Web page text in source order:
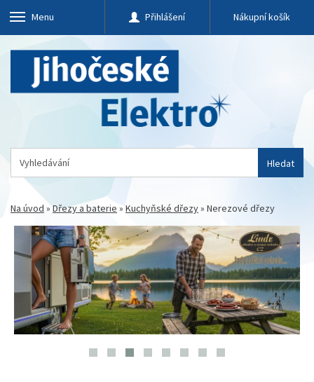
Menu Přihlášení Nákupní košík
Hledat
Na úvod »Dřezy a baterie » Kuchyňské dřezy» Nerezové dřezy